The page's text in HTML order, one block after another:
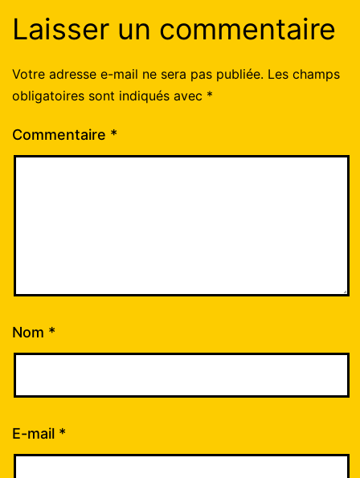
Laisser un commentaire
Votre adresse e-mail ne sera pas publiée. Les champs
obligatoires sont indiqués avec *
Commentaire *
Nom *
E-mail *